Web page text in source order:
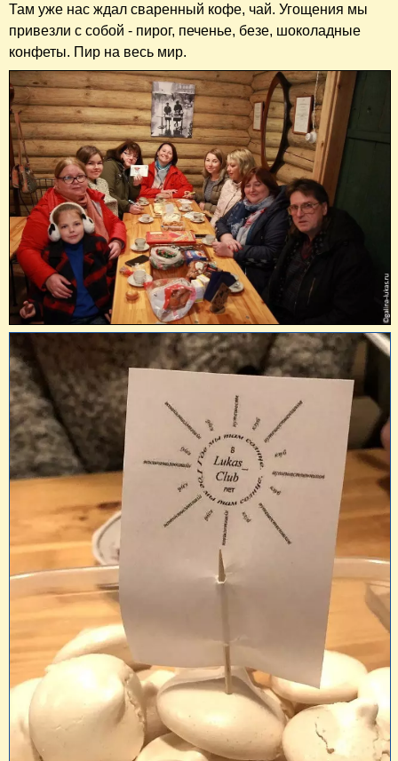
Там уже нас ждал сваренный кофе, чай. Угощения мы
привезли с собой - пирог, печенье, безе, шоколадные
конфеты. Пир на весь мир.